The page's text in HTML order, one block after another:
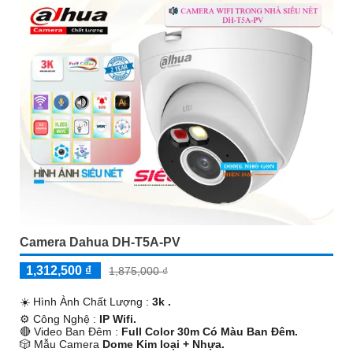
Camera Dahua DH-T5A-PV
1,312,500 ₫ 1,875,000 ₫
☀️ Hình Ành Chất Lượng : 3k .
⚙ Công Nghệ : IP Wifi.
🔴 Video Ban Đêm : Full Color 30m Có Màu Ban Ðêm.
🎲 Mẫu Camera Dome Kim loại + Nhựa.